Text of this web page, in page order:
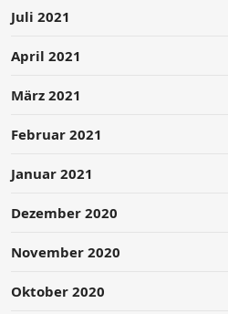
Juli 2021
April 2021
März 2021
Februar 2021
Januar 2021
Dezember 2020
November 2020
Oktober 2020